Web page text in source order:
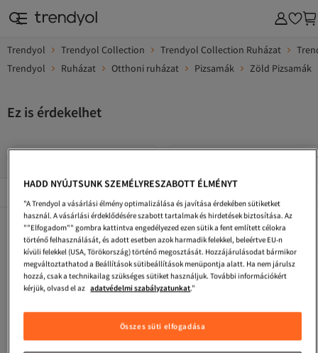
Trendyol Trendyol Collection Trendyol Collection Ruházat
Trendyol
Ruházat Otthoni ruházat Pizsamák Zöld Pizsamák
Ez is érdekelhet
Trendyol Collection Szürke
Népszerű márkák
Női Pizsamák Strawberry Zöld PizsamákBLACK Női Pizsamák
Trendyol Collection Türkizkék Pizsamák Ekrü Pizsamák
Trendyol Collection Sötétkék Pizsamák
BLACK Pizsamák
Trendyol Collection Burgundi Pizsamák Ekrü Női Pizsamák
Khaki Pizsamák
Elit Női Pizsamák
Vienetta Női Pizsamák Fekete Pizsamák
Defacto Zöld Pizsamák
HADD NYÚJTSUNK SZEMÉLYRESZABOTT ÉLMÉNYT
"A Trendyol a vásárlási élmény optimalizálása és javítása érdekében sütiketket
használ. A vásárlási érdeklődésére szabott tartalmak és hirdetések biztosítása. Az
""Elfogadom"" gombra kattintva engedélyezed ezen sütik a fent említett célokra
történő felhasználását, és adott esetben azok harmadik felekkel, beleértve EU-n
kívüli felekkel (USA, Törökország) történő megosztását. Hozzájárulásodat bármikor
megváltoztathatod a Beállítások sütibeállítások menüpontja alatt. Ha nem járulsz
hozzá, csak a technikailag szükséges sütiket használjuk. További információkért
kérjük, olvasd el az adatvédelmi szabályzatunkat."
Összes süti elfogadása